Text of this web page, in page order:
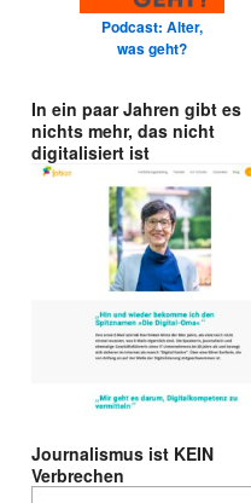
Podcast: Alter,
was geht?
In ein paar Jahren gibt es
nichts mehr, das nicht
digitalisiert ist
Journalismus ist KEIN
Verbrechen